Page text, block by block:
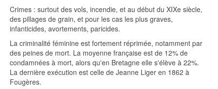
Crimes : surtout des vols, incendie, et au début du XIXe siècle,
des pillages de grain, et pour les cas les plus graves,
infanticides, avortements, paricides.
La criminalité féminine est fortement réprimée, notamment par
des peines de mort. La moyenne française est de 12% de
condamnées à mort, alors qu'en Bretagne elle s'élève à 22%.
La dernière exécution est celle de Jeanne Liger en 1862 à
Fougères.